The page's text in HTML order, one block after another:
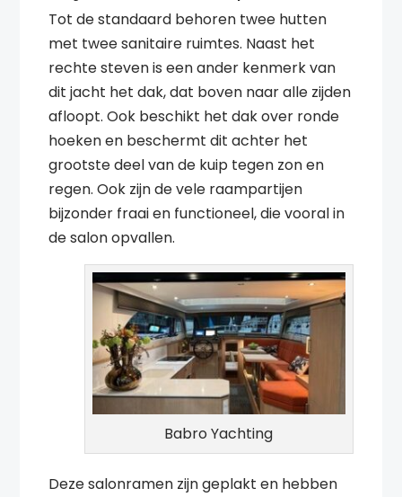
Tot de standaard behoren twee hutten
met twee sanitaire ruimtes. Naast het
rechte steven is een ander kenmerk van
dit jacht het dak, dat boven naar alle zijden
afloopt. Ook beschikt het dak over ronde
hoeken en beschermt dit achter het
grootste deel van de kuip tegen zon en
regen. Ook zijn de vele raampartijen
bijzonder fraai en functioneel, die vooral in
de salon opvallen.
Babro Yachting
Deze salonramen zijn geplakt en hebben